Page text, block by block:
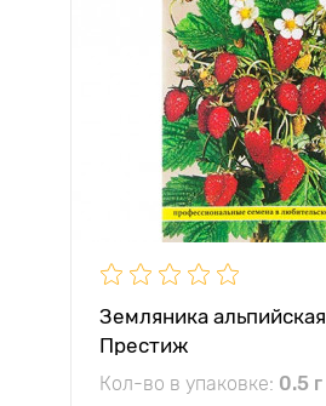
Земляника
Престиж
Кол-во в упаковке: 0.5 г